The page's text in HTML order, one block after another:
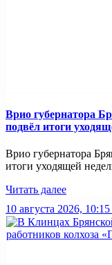
Врио губернатора
подвёл итоги
Врио губернатора
итоги уходящей
Читать далее
10 августа 2026, 10:15